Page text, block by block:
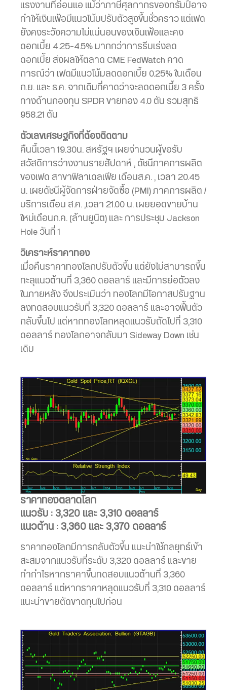
แรงงานที่อ่อนแอ แม้ว่าภาษีศุลกากรของทรัมป์อาจ
ทำให้เงินเฟ้อมีแนวโน้มปรับตัวสูงขึ้นชั่วคราว แต่เฟด
ยังคงระวังความไม่แน่นอนของเงินเฟ้อและคง
ดอกเบี้ย 4.25-4.5% มากกว่าการรีบเร่งลด
ดอกเบี้ย ส่งผลให้ตลาด CME FedWatch คาด
การณ์ว่า เฟดมีแนวโน้มลดดอกเบี้ย 0.25% ในเดือน
ก.ย. และ ธ.ค. จากเดิมที่คาดว่าจะลดดอกเบี้ย 3 ครั้ง
ทางด้านกองทุน SPDR ขายทอง 4.0 ตัน รวมสุทธิ
958.21 ตัน
ตัวเลขเศรษฐกิจที่ต้องติดตาม
คืนนี้เวลา 19.30น. สหรัฐฯ เผยจำนวนผู้ขอรับ
สวัสดิการว่างงานรายสัปดาห์ , ดัชนีภาคการผลิต
ของเฟด สาขาฟิลาเดลเฟีย เดือนส.ค. , เวลา 20.45
น. เผยดัชนีผู้จัดการฝ่ายจัดซื้อ (PMI) ภาคการผลิต /
บริการเดือน ส.ค. ,เวลา 21.00 น. เผยยอดขายบ้าน
ใหม่เดือนก.ค. (ล้านยูนิต) และ การประชุม Jackson
Hole วันที่ 1
วิเคราะห์ราคาทอง
เมื่อคืนราคาทองโลกปรับตัวขึ้น แต่ยังไม่สามารถขึ้น
ทะลุแนวต้านที่ 3,360 ดอลลาร์ และมีการย่อตัวลง
ในภายหลัง จึงประเมินว่า ทองโลกมีโอกาสปรับฐาน
ลงทดสอบแนวรับที่ 3,320 ดอลลาร์ และอาจฟื้นตัว
กลับขึ้นไป แต่หากทองโลกหลุดแนวรับถัดไปที่ 3,310
ดอลลาร์ ทองโลกอาจกลับมา Sideway Down เช่น
เดิม
ราคาทองตลาดโลก
แนวรับ : 3,320 และ 3,310 ดอลลาร์
แนวต้าน : 3,360 และ 3,370 ดอลลาร์
ราคาทองโลกมีการกลับตัวขึ้น แนะนำใช้กลยุทธ์เข้า
สะสมจากแนวรับที่ระดับ 3,320 ดอลลาร์ และขาย
ทำกำไรหากราคาขึ้นทดสอบแนวต้านที่ 3,360
ดอลลาร์ แต่หากราคาหลุดแนวรับที่ 3,310 ดอลลาร์
แนะนำขายตัดขาดทุนไปก่อน